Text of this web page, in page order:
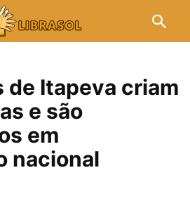
de Itapeva criam
e são
em
nacional